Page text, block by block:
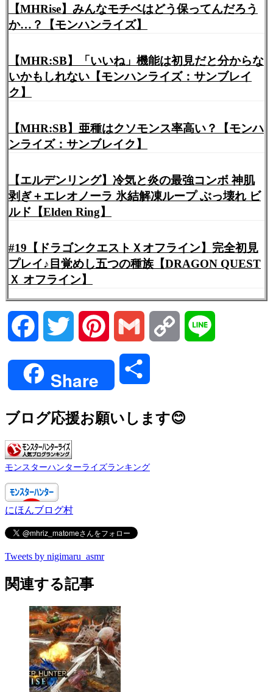
【MHRise】みんなモチベはどう保ってんだろう
か…？【モンハンライズ】
【MHR:SB】「いいね」機能は初見だと分からな
いかもしれない【モンハンライズ：サンブレイ
ク】
【MHR:SB】亜種はクソモンス率高い？【モンハ
ンライズ：サンブレイク】
【エルデンリング】冷気と炎の最強コンボ 神肌
剥ぎ＋エレオノーラ 氷結解凍ループ ぶっ壊れ ビ
ルド【Elden Ring】
#19【ドラゴンクエストＸオフライン】完全初見
プレイ♪目覚めし五つの種族【DRAGON QUEST
Ｘ オフライン】
Facebook Twitter Pinterest Gmail Copy
Share
ブログ応援お願いします😊
モンスターハンターライズランキング
にほんブログ村
Tweets by nigimaru_asmr
関連する記事